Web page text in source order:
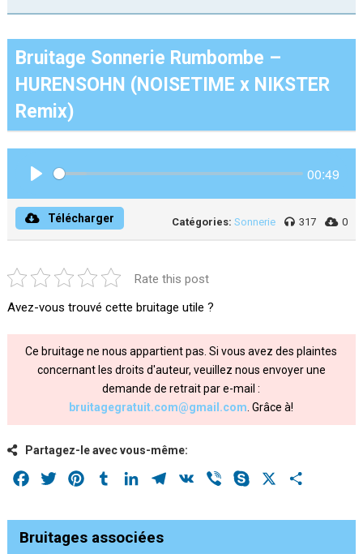
Bruitage Sonnerie Rumbombe –
HURENSOHN (NOISETIME x NIKSTER
Remix)
00:49
Télécharger Catégories: Sonnerie 317 0
Rate this post
Avez-vous trouvé cette bruitage utile ?
Ce bruitage ne nous appartient pas. Si vous avez des plaintes
concernant les droits d'auteur, veuillez nous envoyer une
demande de retrait par e-mail :
bruitagegratuit.com@gmail.com . Grâce à!
Partagez-le avec vous-même:
Facebook
Twitter PinterestTumblrLinkedInTelegram
VK Viber Skype
Bruitages associées